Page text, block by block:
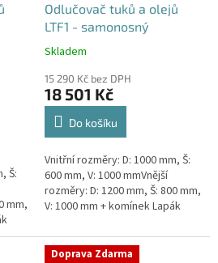
Š:
mm,
Odlučovač tuků a olejů
LTF1 - samonosný
Průměrné
produktu
je
4,5
hvězdiček.
Skladem
15 290 Kč bez DPH
18 501 Kč
Do košíku
Vnitřní rozměry: D: 1000 mm, Š:
600 mm, V: 1000 mmVnější
rozměry: D: 1200 mm, Š: 800 mm,
V: 1000 mm + komínek Lapák
denně Průměr a umístění...
Doprava Zdarma